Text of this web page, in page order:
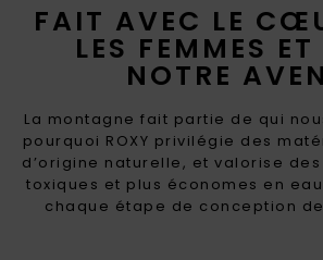
FAIT AVEC LE
LES FEMMES ET
NOTRE
La montagne fait partie de qui
pourquoi ROXY privilégie des
d’origine naturelle, et valorise
toxiques et plus économes en
chaque étape de conception